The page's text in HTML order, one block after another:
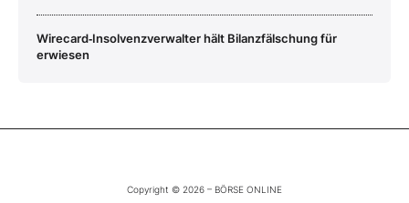
Wirecard‑Insolvenzverwalter hält Bilanzfälschung für
erwiesen
Copyright © 2026 – BÖRSE ONLINE